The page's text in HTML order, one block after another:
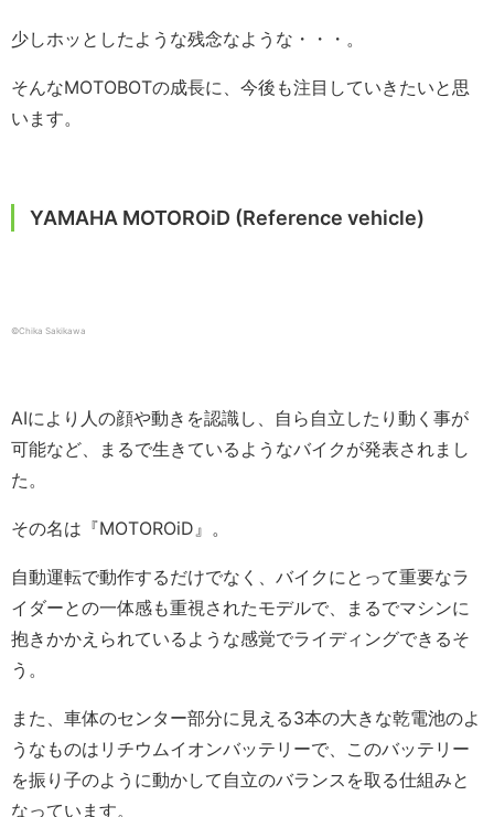
少しホッとしたような残念なような・・・。
そんなMOTOBOTの成長に、今後も注目していきたいと思
います。
YAMAHA MOTOROiD (Reference vehicle)
©Chika Sakikawa
AIにより人の顔や動きを認識し、自ら自立したり動く事が
可能など、まるで生きているようなバイクが発表されまし
た。
その名は『MOTOROiD』。
自動運転で動作するだけでなく、バイクにとって重要なラ
イダーとの一体感も重視されたモデルで、まるでマシンに
抱きかかえられているような感覚でライディングできるそ
う。
また、車体のセンター部分に見える3本の大きな乾電池のよ
うなものはリチウムイオンバッテリーで、このバッテリー
を振り子のように動かして自立のバランスを取る仕組みと
なっています。